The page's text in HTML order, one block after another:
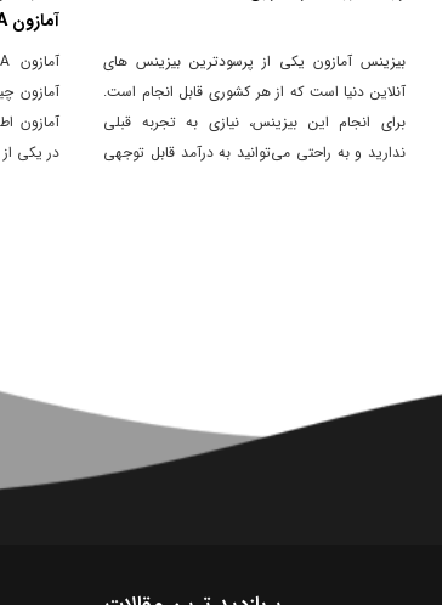
بیزینس آمازون یکی از پرسودترین بیزینس های
آنلاین دنیا است که از هر کشوری قابل انجام است.
برای انجام این بیزینس، نیازی به تجربه قبلی
ندارید و به راحتی می‌توانید به درآمد قابل توجهی
آمازون FBA
آمازون
آمازون
در یکی